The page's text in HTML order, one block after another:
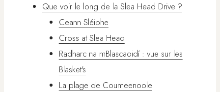
Que voir le long de la Slea Head Drive ?
Ceann Sléibhe
Cross at Slea Head
Radharc na mBlascaoidí : vue sur les
Blasket's
La plage de Coumeenoole